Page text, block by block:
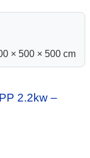
× 500 × 500 cm
2.2kw –